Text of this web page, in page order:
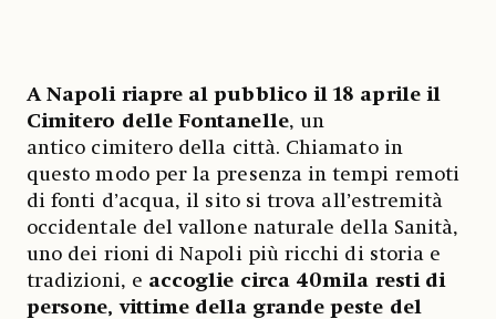
A Napoli riapre al pubblico il 18 aprile il
Cimitero delle Fontanelle, un
antico cimitero della città. Chiamato in
questo modo per la presenza in tempi remoti
di fonti d’acqua, il sito si trova all’estremità
occidentale del vallone naturale della Sanità,
uno dei rioni di Napoli più ricchi di storia e
tradizioni, e accoglie circa 40mila resti di
persone, vittime della grande peste del